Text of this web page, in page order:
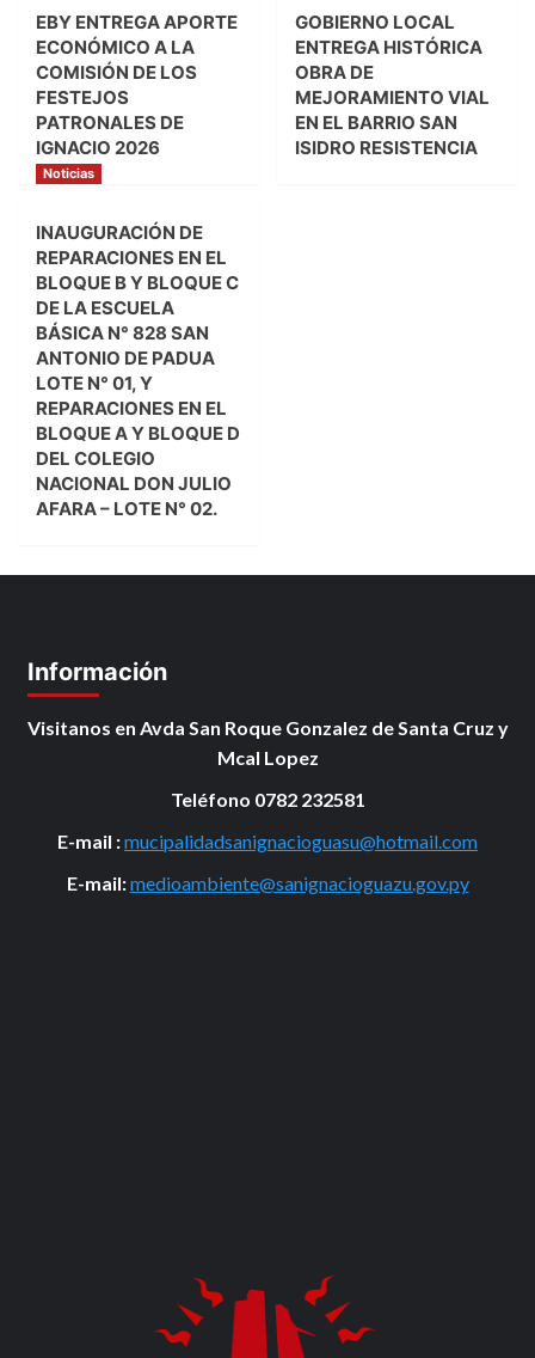
EBY ENTREGA APORTE
ECONÓMICO A LA
COMISIÓN DE LOS
FESTEJOS
PATRONALES DE
IGNACIO 2026
GOBIERNO LOCAL
ENTREGA HISTÓRICA
OBRA DE
MEJORAMIENTO VIAL
EN EL BARRIO SAN
ISIDRO RESISTENCIA
Noticias
INAUGURACIÓN DE
REPARACIONES EN EL
BLOQUE B Y BLOQUE C
DE LA ESCUELA
BÁSICA N° 828 SAN
ANTONIO DE PADUA
LOTE N° 01, Y
REPARACIONES EN EL
BLOQUE A Y BLOQUE D
DEL COLEGIO
NACIONAL DON JULIO
AFARA – LOTE N° 02.
Información
Visitanos en Avda San Roque Gonzalez de Santa Cruz y
Mcal Lopez
Teléfono 0782 232581
E-mail :mucipalidadsanignacioguasu@hotmail.com
E-mail:medioambiente@sanignacioguazu.gov.py